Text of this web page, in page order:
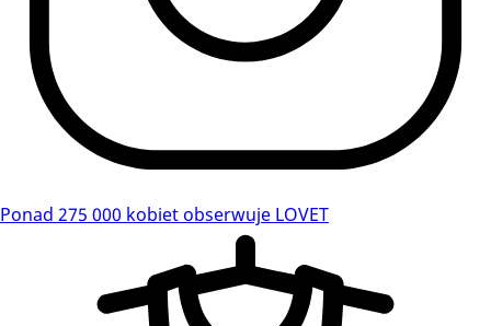
Ponad 275 000 kobiet obserwuje LOVET